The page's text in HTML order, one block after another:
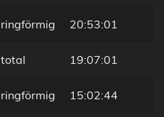
ringförmig 20:53:01
total 19:07:01
ringförmig 15:02:44